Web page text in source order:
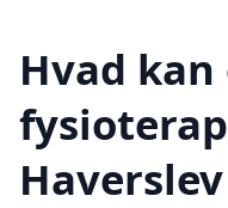
Hvad kan